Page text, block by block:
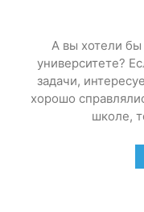
А вы хотели
университете?
задачи,
хорошо
школе,